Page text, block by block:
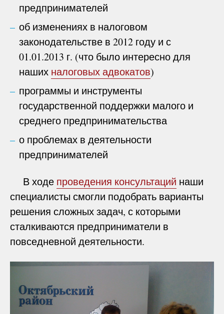
предпринимателей
об изменениях в налоговом
законодательстве в 2012 году и с
01.01.2013 г. (что было интересно для
наших налоговых адвокатов)
программы и инструменты
государственной поддержки малого и
среднего предпринимательства
о проблемах в деятельности
предпринимателей
В ходе проведения консультаций наши
специалисты смогли подобрать варианты
решения сложных задач, с которыми
сталкиваются предприниматели в
повседневной деятельности.